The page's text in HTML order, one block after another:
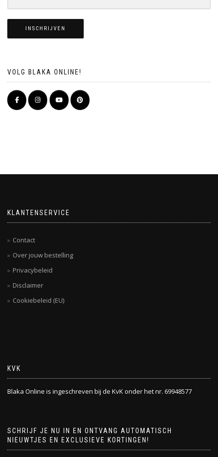
INSCHRIJVEN
VOLG BLAKA ONLINE!
KLANTENSERVICE
Contact
Over jouw bestelling
Privacybeleid
Disclaimer
Cookiebeleid (EU)
KVK
Blaka Online is ingeschreven bij de KvK onder het nr. 69948577
SCHRIJF JE NU IN EN ONTVANG AUTOMATISCH
NIEUWTJES EN EXCLUSIEVE KORTINGEN!